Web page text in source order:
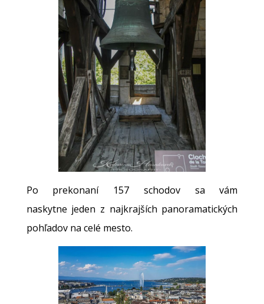
Po prekonaní 157 schodov sa vám
naskytne jeden z najkrajších panoramatických
pohľadov na celé mesto.